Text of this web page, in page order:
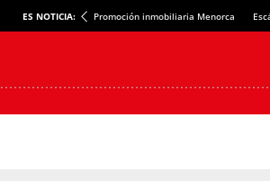
ES NOTICIA: Promoción inmobiliaria Menorca